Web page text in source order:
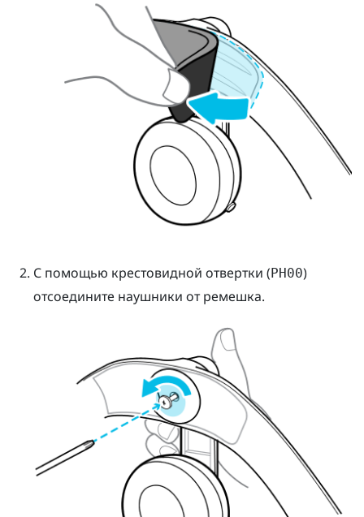
С помощью крестовидной отвертки ( PH00)
отсоедините наушники от ремешка.